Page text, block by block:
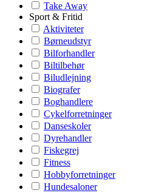
Take Away
Sport & Fritid
Aktiviteter
Børneudstyr
Bilforhandler
Biltilbehør
Biludlejning
Biografer
Boghandlere
Cykelforretninger
Danseskoler
Dyrehandler
Fiskegrej
Fitness
Hobbyforretninger
Hundesaloner